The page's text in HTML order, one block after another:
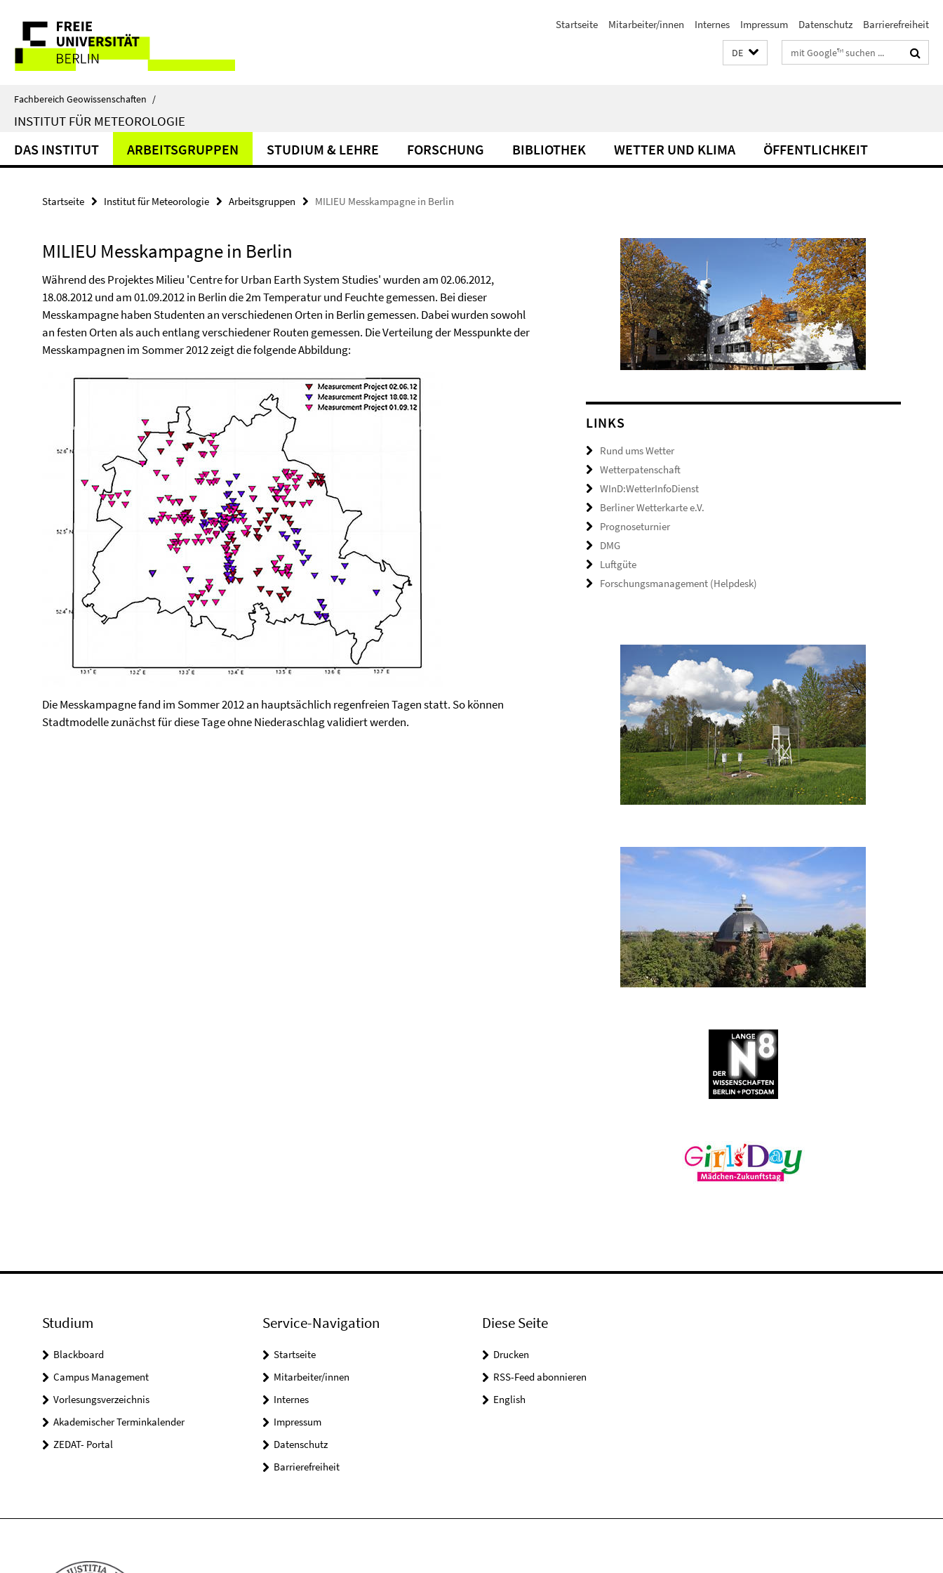
direkt
Inhalt
Service-
Navigation
Startseite Mitarbeiter/innen Internes Impressum Datenschutz Barrierefreiheit
DE Suchbegriffe
Fachbereich Geowissenschaften /
INSTITUT FÜR METEOROLOGIE
DAS INSTITUT ARBEITSGRUPPEN STUDIUM & LEHRE FORSCHUNG BIBLIOTHEK WETTER UND KLIMA ÖFFENTLICHKEIT
Startseite Institut für Meteorologie Arbeitsgruppen MILIEU Messkampagne in Berlin
MILIEU Messkampagne in Berlin
Während des Projektes Milieu 'Centre for Urban Earth System Studies' wurden am 02.06.2012,
18.08.2012 und am 01.09.2012 in Berlin die 2m Temperatur und Feuchte gemessen. Bei dieser
Messkampagne haben Studenten an verschiedenen Orten in Berlin gemessen. Dabei wurden sowohl
an festen Orten als auch entlang verschiedener Routen gemessen. Die Verteilung der Messpunkte der
Messkampagnen im Sommer 2012 zeigt die folgende Abbildung:
Die Messkampagne fand im Sommer 2012 an hauptsächlich regenfreien Tagen statt. So können
Stadtmodelle zunächst für diese Tage ohne Niederaschlag validiert werden.
LINKS
Rund ums Wetter
Wetterpatenschaft
WInD:WetterInfoDienst
Berliner Wetterkarte e.V.
Prognoseturnier
DMG
Luftgüte
Forschungsmanagement (Helpdesk)
Studium
Blackboard
Campus Management
Vorlesungsverzeichnis
Akademischer Terminkalender
ZEDAT- Portal
Service-Navigation
Startseite
Mitarbeiter/innen
Internes
Impressum
Datenschutz
Barrierefreiheit
Diese Seite
Drucken
RSS-Feed abonnieren
English